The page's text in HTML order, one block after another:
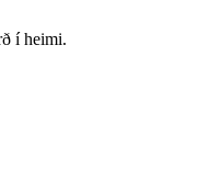
í heimi.